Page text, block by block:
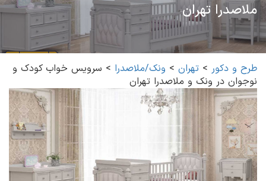
ملاصدرا تهران
طرح و دکور > تهران > ونک/ملاصدرا > سرویس خواب کودک و
نوجوان در ونک و ملاصدرا تهران